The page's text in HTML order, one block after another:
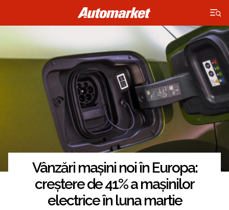
×
Vânzări mașini noi în Europa:
creștere de 41% a mașinilor
electrice în luna martie